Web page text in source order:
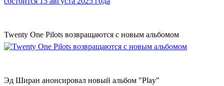
Twenty One Pilots возвращаются с новым альбомом
Эд Ширан анонсировал новый альбом "Play"